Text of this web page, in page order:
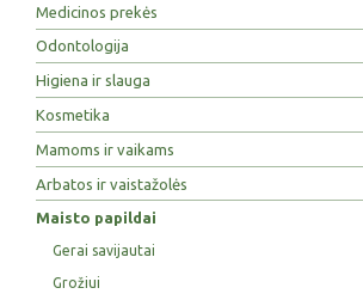
Medicinos prekės
Odontologija
Higiena ir slauga
Kosmetika
Mamoms ir vaikams
Arbatos ir vaistažolės
Maisto papildai
Gerai savijautai
Grožiui